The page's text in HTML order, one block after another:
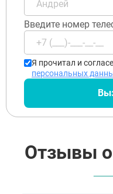
Введите номер
Я прочитал и
персональных
Отзывы о